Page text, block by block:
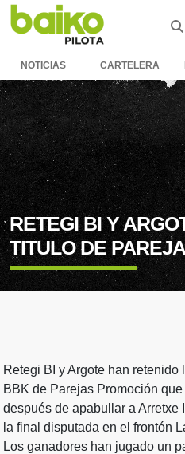
NOTICIAS CARTELERA
RETEGI BI Y
TITULO DE
Retegi BI y Argote han
BBK de Parejas Promoción
después de apabullar a Arretxe
la final disputada en el frontón
Los ganadores han jugado un